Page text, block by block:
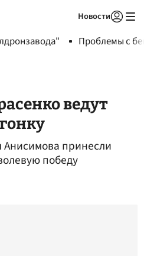
Новости
Проблемы с
ведут
Анисимова принесли
победу